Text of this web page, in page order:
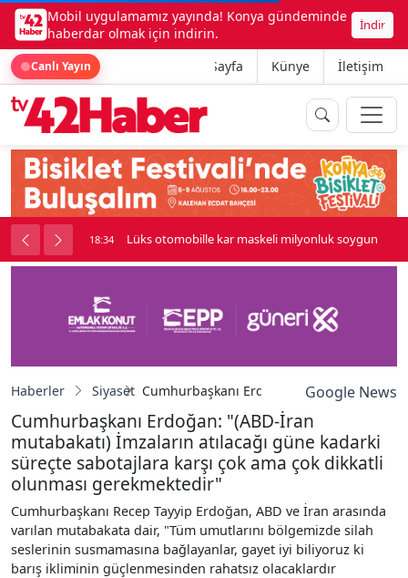
Mobil uygulamamız yayında! Konya gündeminde
haberdar olmak için indirin.
İndir
Canlı Yayın Ana Sayfa Künye İletişim
kavga çıktı 18:34 Lüks otomobille kar maskeli milyonluk soygun
Haberler Siyaset Cumhurbaşkanı Erdoğan: "(ABD-İran
Google News
Cumhurbaşkanı Erdoğan: "(ABD-İran
mutabakatı) İmzaların atılacağı güne kadarki
süreçte sabotajlara karşı çok ama çok dikkatli
olunması gerekmektedir"
Cumhurbaşkanı Recep Tayyip Erdoğan, ABD ve İran arasında
varılan mutabakata dair, "Tüm umutlarını bölgemizde silah
seslerinin susmamasına bağlayanlar, gayet iyi biliyoruz ki
barış ikliminin güçlenmesinden rahatsız olacaklardır